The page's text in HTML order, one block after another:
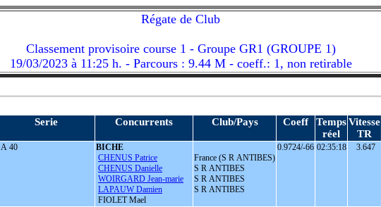
Régate de Club
Classement provisoire course 1 - Groupe GR1 (GROUPE 1)
19/03/2023 à 11:25 h. - Parcours : 9.44 M - coeff.: 1, non retirable
Serie Concurrents Club/Pays Coeff
Temps
réel
Vitesse
TR
A 40
BICHE
CHENUS Patrice
CHENUS Danielle
WOIRGARD Jean-marie
LAPAUW Damien
FIOLET Mael
France (S R ANTIBES)
S R ANTIBES
S R ANTIBES
S R ANTIBES
0.9724/-66 02:35:18 3.647